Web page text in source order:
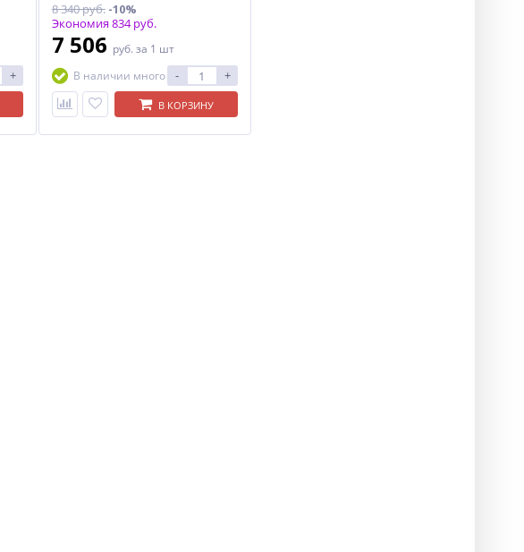
+
8 340 руб.-10%
Экономия 834 руб.
7 506 руб. за 1 шт
В наличии много
- +
В КОРЗИНУ